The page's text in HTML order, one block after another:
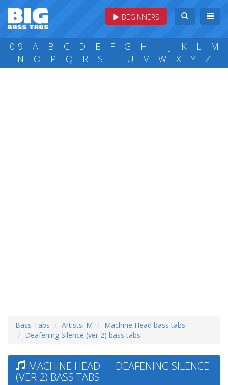
BEGINNERS
0-9 A B C D E F G H I J K L
M
N
O P Q R S T U V W X Y Z
Bass Tabs Artists: M
Machine Head bass tabs
Deafening Silence (ver 2) bass tabs
MACHINE HEAD — DEAFENING SILENCE
(VER 2) BASS TABS